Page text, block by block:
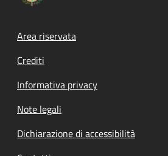
Footer menu
Area riservata
Crediti
Informativa privacy
Note legali
Dichiarazione di accessibilità